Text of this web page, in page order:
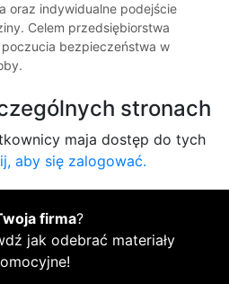
oraz indywidualne podejście
Celem przedsiębiorstwa
bezpieczeństwa w
stronach
maja dostęp do tych
aby się zalogować.
firma?
jak odebrać materiały